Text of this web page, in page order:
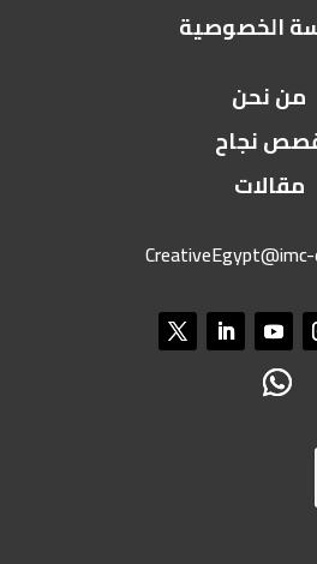
الخصوصية
من نحن
نجاح
مقالات